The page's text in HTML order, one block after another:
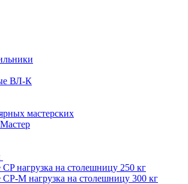
ВЛ-К
мастерских
нагрузка на столешницу 250 кг
М нагрузка на столешницу 300 кг